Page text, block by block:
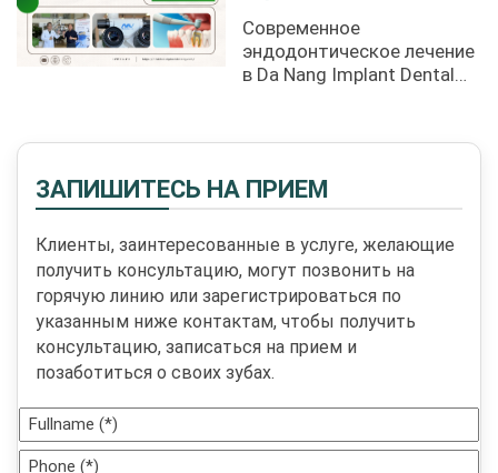
Современное
эндодонтическое лечение
в Da Nang Implant Dental
ЗАПИШИТЕСЬ НА ПРИЕМ
Клиенты, заинтересованные в услуге, желающие
получить консультацию, могут позвонить на
горячую линию или зарегистрироваться по
указанным ниже контактам, чтобы получить
консультацию, записаться на прием и
позаботиться о своих зубах.